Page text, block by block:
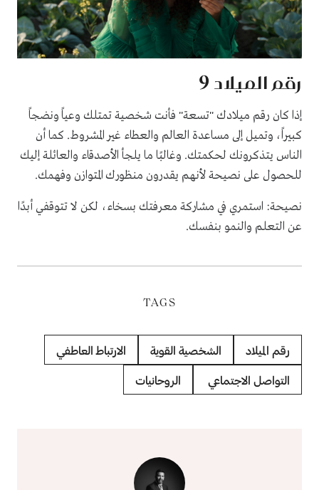
رقم الميلاد 9
إذا كان رقم ميلادك "تسعة" فأنت شخصية تمتلك وعياً ونضجاً
كبيراً، وتميل إلى مساعدة العالم والعطاء غير المشروط. كما أن
الناس يتذكرونك لحكمتك. وغالبًا ما يلجأ الأصدقاء والعائلة إليك
للحصول على نصيحة لأنهم يقدرون منظورك المتوازن وفهمك.
نصيحة: استمري في مشاركة معرفتك بسخاء، لكن لا تتوقفي أبدًا
عن التعلم والنمو بنفسك.
TAGS
رقم الميلاد الشخصية القوية الارتباط العاطفي
التواصل الاجتماعي الروحانيات